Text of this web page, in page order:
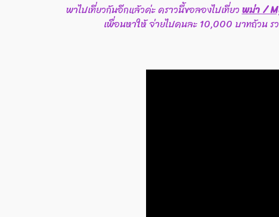
พาไปเที่ยวกันอีกแล้วค่ะ คราวนี้ขอลองไปเที่ยวพม่า /
เพื่อนหาให้ จ่ายไปคนละ 10,000 บาทถ้วน ร